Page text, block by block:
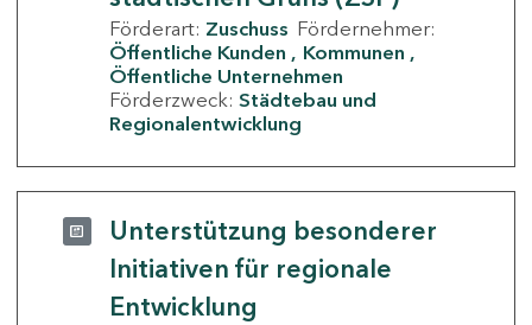
Förderart: Zuschuss Fördernehmer:
Öffentliche Kunden
Kommunen
Öffentliche Unternehmen
Förderzweck: Städtebau und
Regionalentwicklung
Unterstützung besonderer
Initiativen für regionale
Entwicklung